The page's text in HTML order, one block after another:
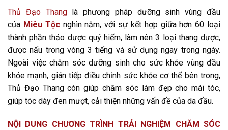
Thủ Đạo Thanglà phương pháp dưỡng sinh vùng đầu
của Miêu Tộcnghìn năm, với sự kết hợp giữa hơn 60 loại
thành phần thảo dược quý hiếm, làm nên 3 loại thang dược,
được nấu trong vòng 3 tiếng và sử dụng ngay trong ngày.
Ngoài việc chăm sóc dưỡng sinh cho sức khỏe vùng đầu
khỏe mạnh, gián tiếp điều chỉnh sức khỏe cơ thể bên trong,
Thủ Đạo Thang còn giúp chăm sóc làm đẹp cho mái tóc,
giúp tóc dày đen mượt, cải thiện những vấn đề của da đầu.
NỘI DUNG CHƯƠNG TRÌNH TRẢI NGHIỆM CHĂM SÓC